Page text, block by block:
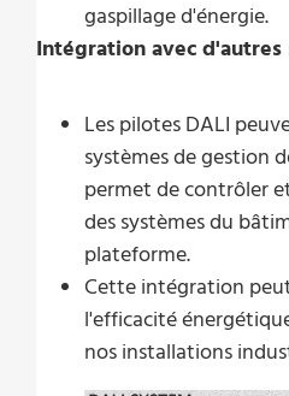
gaspillage d'énergie.
Intégration avec d'autres
Les pilotes DALI
systèmes de gestion
permet de contrôler
des systèmes du
plateforme.
Cette intégration
l'efficacité
nos installations